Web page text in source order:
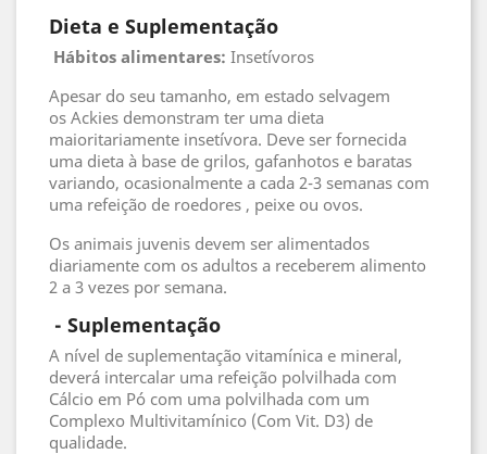
Dieta e Suplementação
Hábitos alimentares: Insetívoros
Apesar do seu tamanho, em estado selvagem
os Ackies demonstram ter uma dieta
maioritariamente insetívora. Deve ser fornecida
uma dieta à base de grilos, gafanhotos e baratas
variando, ocasionalmente a cada 2-3 semanas com
uma refeição de roedores , peixe ou ovos.
Os animais juvenis devem ser alimentados
diariamente com os adultos a receberem alimento
2 a 3 vezes por semana.
- Suplementação
A nível de suplementação vitamínica e mineral,
deverá intercalar uma refeição polvilhada com
Cálcio em Pó com uma polvilhada com um
Complexo Multivitamínico (Com Vit. D3) de
qualidade.